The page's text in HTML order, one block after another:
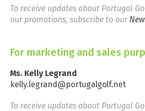
To receive updates about Portugal
our promotions, subscribe to our
For marketing and sales
Ms. Kelly Legrand
kelly.legrand@portugalgolf.net
To receive updates about Portugal